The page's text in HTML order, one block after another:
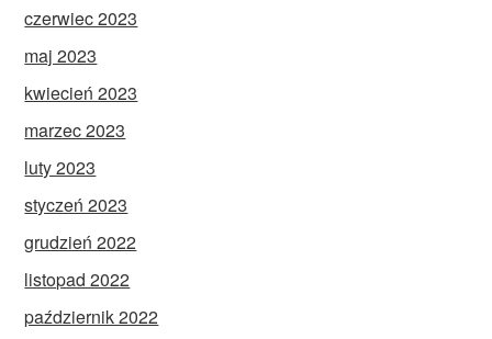
czerwiec 2023
maj 2023
kwiecień 2023
marzec 2023
luty 2023
styczeń 2023
grudzień 2022
listopad 2022
październik 2022